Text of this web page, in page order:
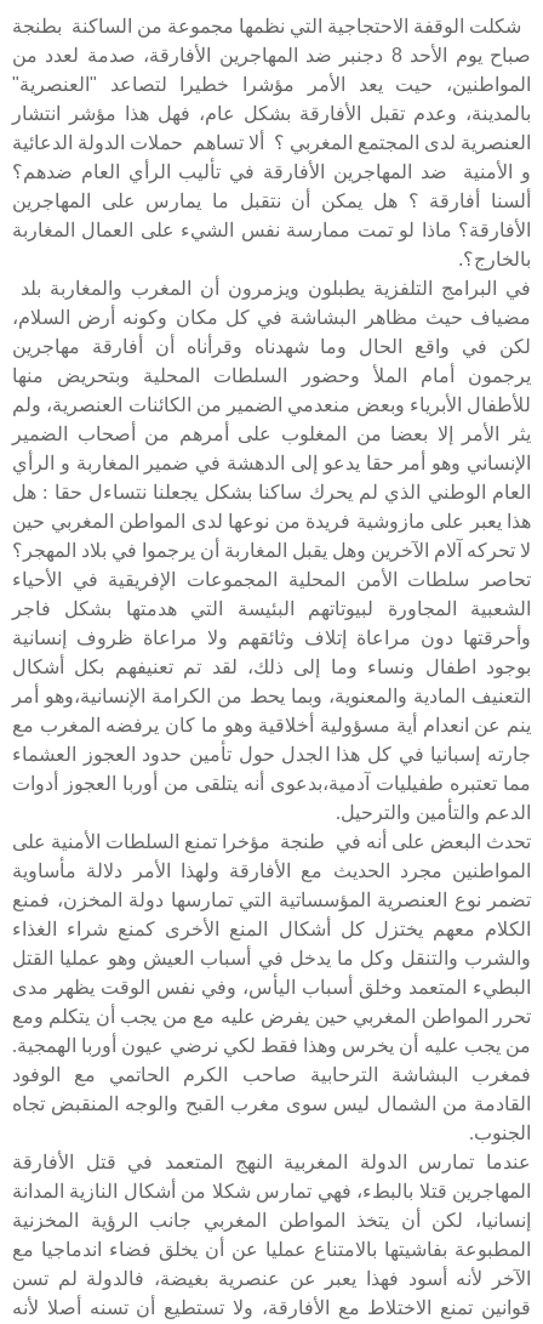
شكلت الوقفة الاحتجاجية التي نظمها مجموعة من الساكنة بطنجة
صباح يوم الأحد 8 دجنبر ضد المهاجرين الأفارقة، صدمة لعدد من
المواطنين، حيت يعد الأمر مؤشرا خطيرا لتصاعد " العنصرية"
بالمدينة، وعدم تقبل الأفارقة بشكل عام، فهل هذا مؤشر انتشار
العنصرية لدى المجتمع المغربي ؟ ألا تساهم حملات الدولة الدعائية
و الأمنية ضد المهاجرين الأفارقة في تأليب الرأي العام ضدهم؟
ألسنا أفارقة ؟ هل يمكن أن نتقبل ما يمارس على المهاجرين
الأفارقة؟ ماذا لو تمت ممارسة نفس الشيء على العمال المغاربة
بالخارج؟.
في البرامج التلفزية يطبلون ويزمرون أن المغرب والمغاربة بلد
مضياف حيث مظاهر البشاشة في كل مكان وكونه أرض السلام،
لكن في واقع الحال وما شهدناه وقرأناه أن أفارقة مهاجرين
يرجمون أمام الملأ وحضور السلطات المحلية وبتحريض منها
للأطفال الأبرياء وبعض منعدمي الضمير من الكائنات العنصرية، ولم
يثر الأمر إلا بعضا من المغلوب على أمرهم من أصحاب الضمير
الإنساني وهو أمر حقا يدعو إلى الدهشة في ضمير المغاربة و الرأي
العام الوطني الذي لم يحرك ساكنا بشكل يجعلنا نتساءل حقا : هل
هذا يعبر على مازوشية فريدة من نوعها لدى المواطن المغربي حين
لا تحركه آلام الآخرين وهل يقبل المغاربة أن يرجموا في بلاد المهجر؟
تحاصر سلطات الأمن المحلية المجموعات الإفريقية في الأحياء
الشعبية المجاورة لبيوتاتهم البئيسة التي هدمتها بشكل فاجر
وأحرقتها دون مراعاة إتلاف وثائقهم ولا مراعاة ظروف إنسانية
بوجود اطفال ونساء وما إلى ذلك، لقد تم تعنيفهم بكل أشكال
التعنيف المادية والمعنوية، وبما يحط من الكرامة الإنسانية،وهو أمر
ينم عن انعدام أية مسؤولية أخلاقية وهو ما كان يرفضه المغرب مع
جارته إسبانيا في كل هذا الجدل حول تأمين حدود العجوز العشماء
مما تعتبره طفيليات آدمية،بدعوى أنه يتلقى من أوربا العجوز أدوات
الدعم والتأمين والترحيل.
تحدث البعض على أنه في طنجة مؤخرا تمنع السلطات الأمنية على
المواطنين مجرد الحديث مع الأفارقة ولهذا الأمر دلالة مأساوية
تضمر نوع العنصرية المؤسساتية التي تمارسها دولة المخزن، فمنع
الكلام معهم يختزل كل أشكال المنع الأخرى كمنع شراء الغذاء
والشرب والتنقل وكل ما يدخل في أسباب العيش وهو عمليا القتل
البطيء المتعمد وخلق أسباب اليأس، وفي نفس الوقت يظهر مدى
تحرر المواطن المغربي حين يفرض عليه مع من يجب أن يتكلم ومع
من يجب عليه أن يخرس وهذا فقط لكي نرضي عيون أوربا الهمجية.
فمغرب البشاشة الترحابية صاحب الكرم الحاتمي مع الوفود
القادمة من الشمال ليس سوى مغرب القبح والوجه المنقبض تجاه
الجنوب.
عندما تمارس الدولة المغربية النهج المتعمد في قتل الأفارقة
المهاجرين قتلا بالبطء، فهي تمارس شكلا من أشكال النازية المدانة
إنسانيا، لكن أن يتخذ المواطن المغربي جانب الرؤية المخزنية
المطبوعة بفاشيتها بالامتناع عمليا عن أن يخلق فضاء اندماجيا مع
الآخر لأنه أسود فهذا يعبر عن عنصرية بغيضة، فالدولة لم تسن
قوانين تمنع الاختلاط مع الأفارقة، ولا تستطيع أن تسنه أصلا لأنه